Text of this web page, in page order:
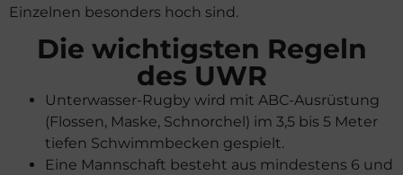
Einzelnen besonders hoch sind.
Die wichtigsten Regeln
des UWR
Unterwasser-Rugby wird mit ABC-Ausrüstung
(Flossen, Maske, Schnorchel) im 3,5 bis 5 Meter
tiefen Schwimmbecken gespielt.
Eine Mannschaft besteht aus mindestens 6 und